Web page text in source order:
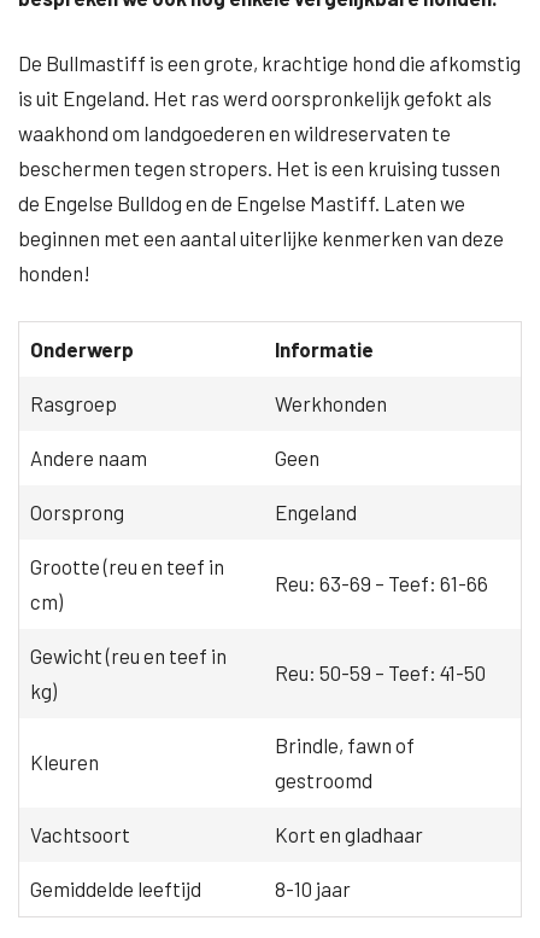
De Bullmastiff is een grote, krachtige hond die afkomstig
is uit Engeland. Het ras werd oorspronkelijk gefokt als
waakhond om landgoederen en wildreservaten te
beschermen tegen stropers. Het is een kruising tussen
de Engelse Bulldog en de Engelse Mastiff. Laten we
beginnen met een aantal uiterlijke kenmerken van deze
honden!
Onderwerp Informatie
Rasgroep Werkhonden
Andere naam Geen
Oorsprong Engeland
Grootte (reu en teef in
cm)
Reu: 63-69 – Teef: 61-66
Gewicht (reu en teef in
kg)
Reu: 50-59 – Teef: 41-50
Kleuren
Brindle, fawn of
gestroomd
Vachtsoort Kort en gladhaar
Gemiddelde leeftijd 8-10 jaar